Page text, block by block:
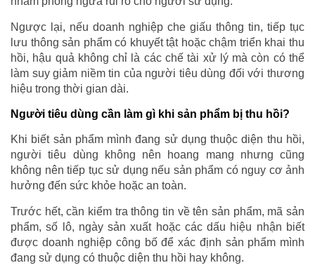
Ngược lại, nếu doanh nghiệp che giấu thông tin, tiếp tục
lưu thông sản phẩm có khuyết tật hoặc chậm triển khai thu
hồi, hậu quả không chỉ là các chế tài xử lý mà còn có thể
làm suy giảm niềm tin của người tiêu dùng đối với thương
hiệu trong thời gian dài.
Người tiêu dùng cần làm gì khi sản phẩm bị thu hồi?
Khi biết sản phẩm mình đang sử dụng thuộc diện thu hồi,
người tiêu dùng không nên hoang mang nhưng cũng
không nên tiếp tục sử dụng nếu sản phẩm có nguy cơ ảnh
hưởng đến sức khỏe hoặc an toàn.
Trước hết, cần kiểm tra thông tin về tên sản phẩm, mã sản
phẩm, số lô, ngày sản xuất hoặc các dấu hiệu nhận biết
được doanh nghiệp công bố để xác định sản phẩm mình
đang sử dụng có thuộc diện thu hồi hay không.